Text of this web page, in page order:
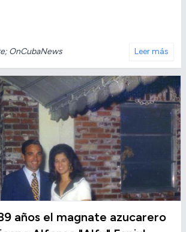
OnCubaNews Leer más
años el magnate azucarero